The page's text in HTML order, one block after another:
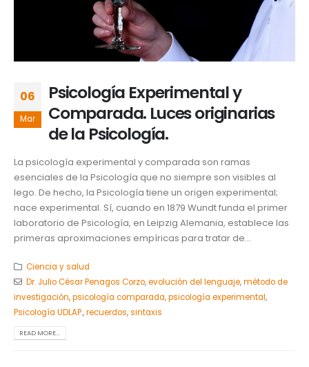
06
Mar
Psicología Experimental y
Comparada. Luces originarias
de la Psicología.
La psicología experimental y comparada son ramas
esenciales de la Psicología que no siempre son visibles al
lego. De hecho, la Psicología tiene un origen experimental;
nace experimental. Sí, cuando en 1879 Wundt funda el primer
laboratorio de Psicología, en Leipzig Alemania, establece las
primeras aproximaciones empíricas para tratar de...
Ciencia y salud
Dr. Julio César Penagos Corzo,evolución del lenguaje,método de
investigación,psicología comparada,psicología experimental,
Psicología UDLAP.,recuerdos,sintaxis
READ MORE...